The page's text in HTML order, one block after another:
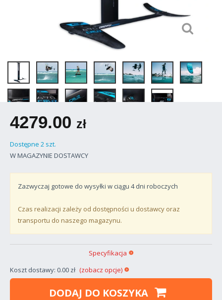
4279.00 zł
Dostępne 2 szt.
W MAGAZYNIE DOSTAWCY
Zazwyczaj gotowe do wysyłki w ciągu 4dni roboczych
Czas realizacji zależy od dostępności u dostawcy oraz
transportu do naszego magazynu.
Koszt dostawy: 0.00 zł (zobacz opcje)
Specyfikacja
DODAJ DO KOSZYKA